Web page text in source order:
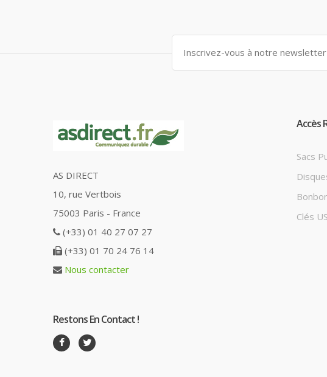
AS DIRECT
10, rue Vertbois
75003 Paris - France
(+33) 01 40 27 07 27
(+33) 01 70 24 76 14
Nous contacter
Restons En Contact !
Accès
Sacs
Clés